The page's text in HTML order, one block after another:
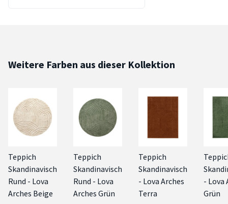
Weitere Farben aus dieser Kollektion
Teppich
Skandinavisch
Rund - Lova
Arches Beige
Teppich
Skandinavisch
Rund - Lova
Arches Grün
Teppich
Skandinavisch
- Lova Arches
Terra
- Lova
Grün